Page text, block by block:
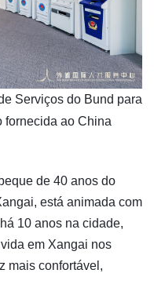
Serviços do Bund para
fornecida ao China
de 40 anos do
está animada com
10 anos na cidade,
em Xangai nos
mais confortável,